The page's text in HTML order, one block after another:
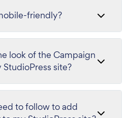
friendly?
look of the Campaign
site?
to follow to add